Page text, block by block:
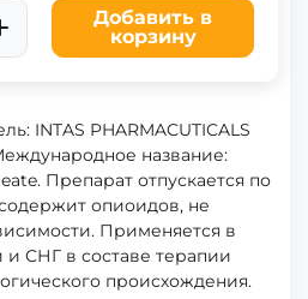
Добавить в
корзину
INTAS PHARMACUTICALS
название:
Препарат отпускается по
опиоидов, не
Применяется в
и СНГ в составе терапии
происхождения.